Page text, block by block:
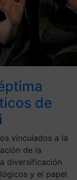
de
vinculados a la
de la
diversificación
y el papel